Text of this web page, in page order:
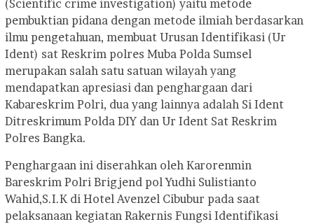
(Scientific crime investigation) yaitu metode
pembuktian pidana dengan metode ilmiah berdasarkan
ilmu pengetahuan, membuat Urusan Identifikasi (Ur
Ident) sat Reskrim polres Muba Polda Sumsel
merupakan salah satu satuan wilayah yang
mendapatkan apresiasi dan penghargaan dari
Kabareskrim Polri, dua yang lainnya adalah Si Ident
Ditreskrimum Polda DIY dan Ur Ident Sat Reskrim
Polres Bangka.
Penghargaan ini diserahkan oleh Karorenmin
Bareskrim Polri Brigjend pol Yudhi Sulistianto
Wahid,S.I.K di Hotel Avenzel Cibubur pada saat
pelaksanaan kegiatan Rakernis Fungsi Identifikasi